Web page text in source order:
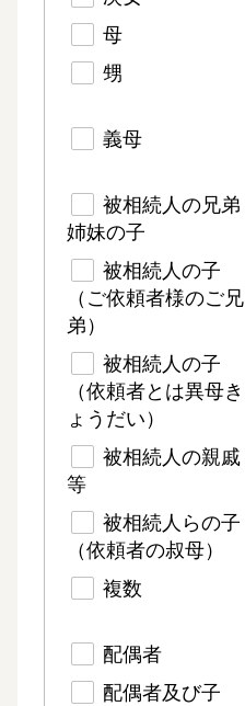
母
甥
義母
被相続人の兄弟
姉妹の子
被相続人の子
（ご依頼者様のご兄
弟）
被相続人の子
（依頼者とは異母き
ょうだい）
被相続人の親戚
等
被相続人らの子
（依頼者の叔母）
複数
配偶者
配偶者及び子